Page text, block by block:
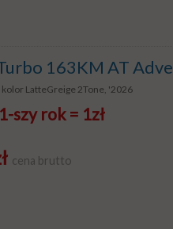
163KM AT
LatteGreige 2Tone, '2026
szy rok = 1zł
cena brutto